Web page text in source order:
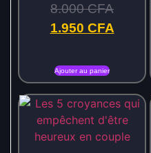
8.000CFA
1.950 CFA
Ajouter au panier